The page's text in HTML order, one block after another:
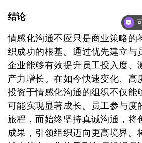
结论
情感化沟通不应只是商业策略的
织成功的根基。通过优先建立与
企业能够有效提升员工投入度、
产力增长。在如今快速变化、高
投资于情感化沟通的组织不仅能
可能实现显著成长。员工参与度
旅程，而始终坚持真诚沟通，将
成果，引领组织迈向更高境界。